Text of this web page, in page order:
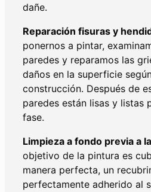
dañe.
Reparación fisuras y
ponernos a pintar,
paredes y reparamos las
daños en la superficie
construcción. Después de
paredes están lisas y listas
fase.
Limpieza a fondo previa a
objetivo de la pintura es
manera perfecta, un
perfectamente adherido al